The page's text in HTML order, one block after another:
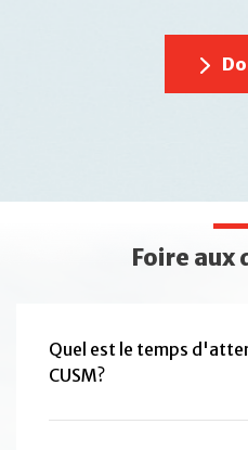
Foire aux
Quel est le temps
CUSM?